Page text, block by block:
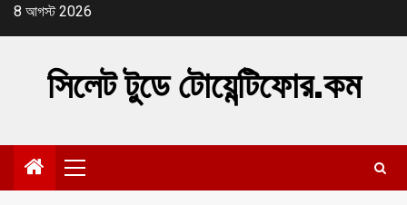
Skip8 আগস্ট 2026
সিলেট টুডে টোয়েন্টিফোর.কম
Primary
Menu